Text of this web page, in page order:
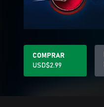
COMPRAR
USD$2.99